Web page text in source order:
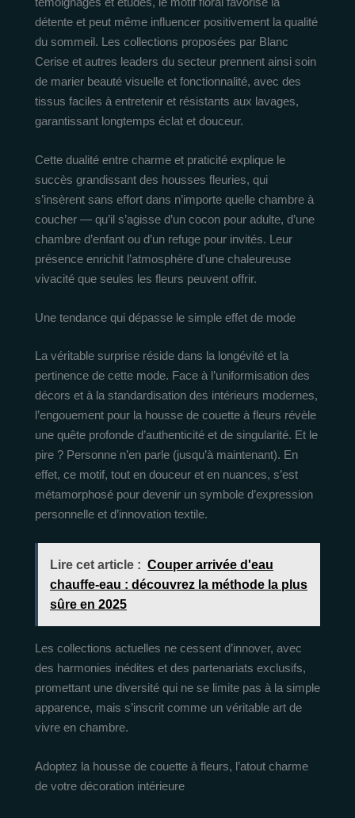
détente et peut même influencer positivement la qualité
du sommeil. Les collections proposées par Blanc
Cerise et autres leaders du secteur prennent ainsi soin
de marier beauté visuelle et fonctionnalité, avec des
tissus faciles à entretenir et résistants aux lavages,
garantissant longtemps éclat et douceur.
Cette dualité entre charme et praticité explique le
succès grandissant des housses fleuries, qui
s’insèrent sans effort dans n’importe quelle chambre à
coucher — qu’il s’agisse d’un cocon pour adulte, d’une
chambre d’enfant ou d’un refuge pour invités. Leur
présence enrichit l’atmosphère d’une chaleureuse
vivacité que seules les fleurs peuvent offrir.
Une tendance qui dépasse le simple effet de mode
La véritable surprise réside dans la longévité et la
pertinence de cette mode. Face à l’uniformisation des
décors et à la standardisation des intérieurs modernes,
l’engouement pour la housse de couette à fleurs révèle
une quête profonde d’authenticité et de singularité. Et le
pire ? Personne n’en parle (jusqu’à maintenant). En
effet, ce motif, tout en douceur et en nuances, s’est
métamorphosé pour devenir un symbole d’expression
personnelle et d’innovation textile.
Lire cet article : Couper arrivée d'eau
chauffe-eau : découvrez la méthode la plus
sûre en 2025
Les collections actuelles ne cessent d’innover, avec
des harmonies inédites et des partenariats exclusifs,
promettant une diversité qui ne se limite pas à la simple
apparence, mais s’inscrit comme un véritable art de
vivre en chambre.
Adoptez la housse de couette à fleurs, l’atout charme
de votre décoration intérieure